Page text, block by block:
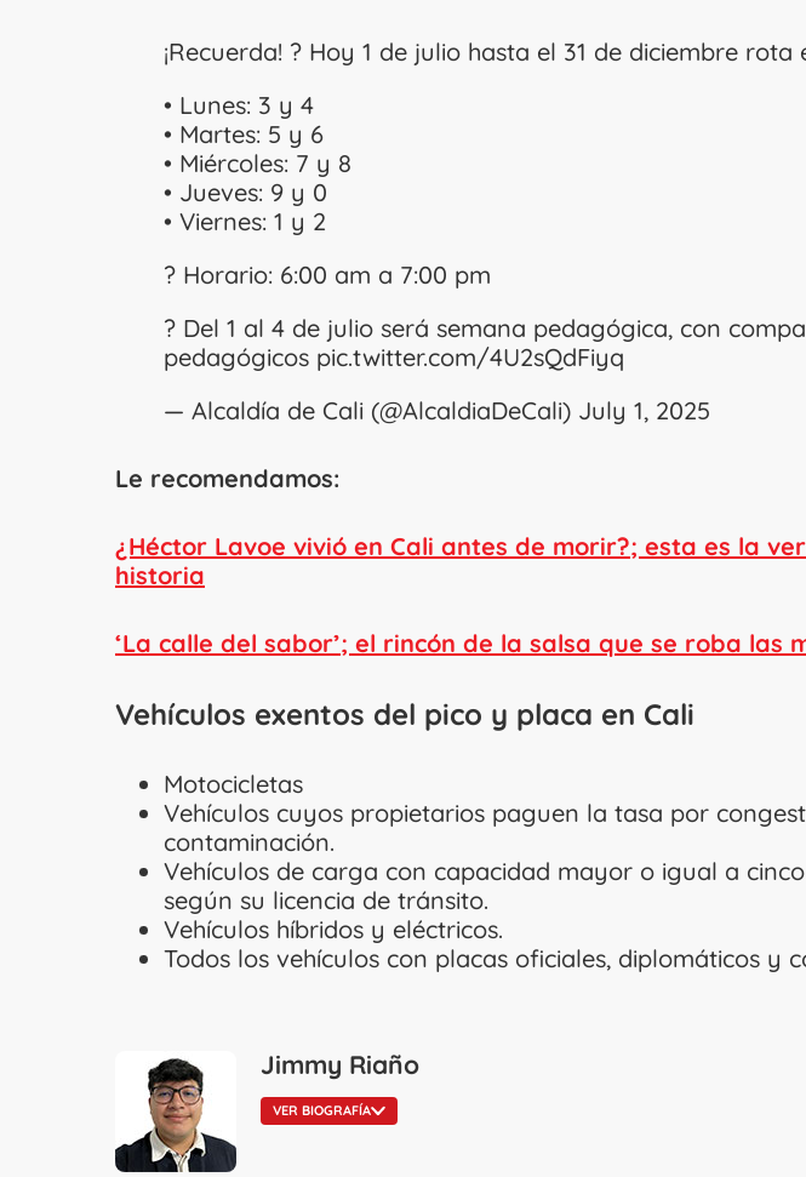
¡Recuerda! ? Hoy 1 de julio hasta el 31 de diciembre rota
• Lunes: 3 y 4
• ⁠Martes: 5 y 6
• ⁠Miércoles: 7 y 8
• ⁠Jueves: 9 y 0
• ⁠Viernes: 1 y 2
? Horario: 6:00 am a 7:00 pm
? Del 1 al 4 de julio será semana pedagógica, con
pedagógicos pic.twitter.com/4U2sQdFiyq
— Alcaldía de Cali (@AlcaldiaDeCali) July 1, 2025
Le recomendamos:
¿Héctor Lavoe vivió en Cali antes de morir?; esta es la
historia
‘La calle del sabor’; el rincón de la salsa que se roba las
Vehículos exentos del pico y placa en Cali
Motocicletas
Vehículos cuyos propietarios paguen la tasa por
contaminación.
Vehículos de carga con capacidad mayor o igual a
según su licencia de tránsito.
Vehículos híbridos y eléctricos.
Todos los vehículos con placas oficiales, diplomáticos y
Jimmy Riaño
VER BIOGRAFÍA